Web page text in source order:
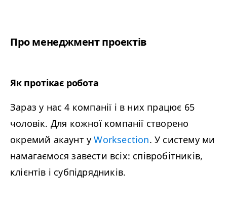
Про менеджмент проектів
Як протікає робота
Зараз у нас4 компанії і в них працює 65
чоловік. Для кожної компанії створено
окремий акаунт уWorksection. У систему ми
намагаємося завести всіх: співробітників,
клієнтів і субпідрядників.